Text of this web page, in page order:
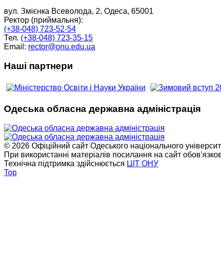
вул. Змієнка Всеволода, 2, Одеса, 65001
Ректор (приймальня):
(+38-048) 723-52-54
Тел. (+38-048) 723-35-15
Email: rector@onu.edu.ua
Наші партнери
Одеська обласна державна адміністрація
© 2026 Офіційний сайт Одеського національного
При використанні матеріалів посилання на сайт
Технічна підтримка здійснюється ЦІТ ОНУ
Top